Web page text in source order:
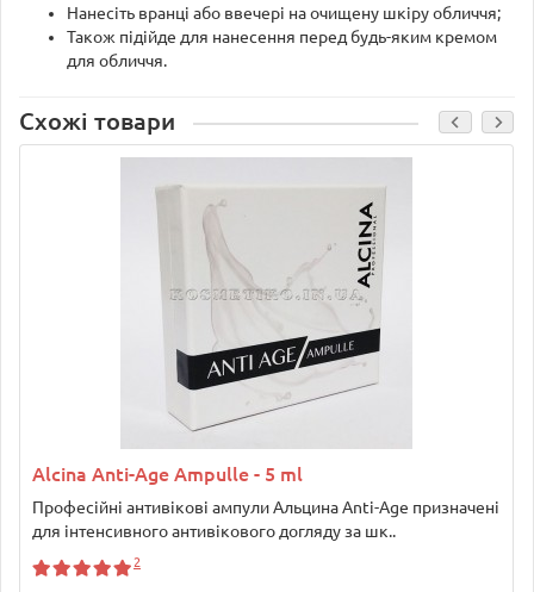
Нанесіть вранці або ввечері на очищену шкіру обличчя;
Також підійде для нанесення перед будь-яким кремом
для обличчя.
Схожі товари
Alcina Anti-Age Ampulle - 5 ml
Професійні антивікові ампули Альцина Anti-Age призначені
для інтенсивного антивікового догляду за шк..
2